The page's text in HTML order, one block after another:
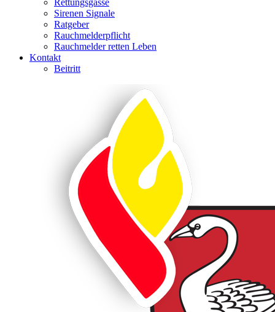
Sirenen Signale
Ratgeber
Rauchmelderpflicht
Rauchmelder retten Leben
Kontakt
Beitritt